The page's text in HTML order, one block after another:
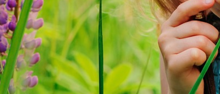
Eveil et Nature
Outils et Formations en ligne pour explorer la nature
avec les enfants